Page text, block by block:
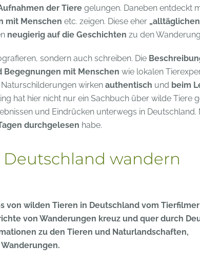
der Tiere gelungen. Daneben entdeckt
mit Menschen etc. zeigen. Diese eher
neugierig auf die Geschichten zu den
sondern auch schreiben. Die
Begegnungen mit Menschen wie lokalen
wirken authentisch und beim
hat hier nicht nur ein Sachbuch über wilde Tiere
und Eindrücken unterwegs in
durchgelesen habe.
Deutschland wandern
von wilden Tieren in Deutschland vom
von Wanderungen kreuz und quer durch
zu den Tieren und Naturlandschaften,